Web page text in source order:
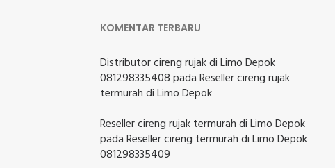
KOMENTAR TERBARU
Distributor cireng rujak di Limo Depok
081298335408padaReseller cireng rujak
termurah di Limo Depok
Reseller cireng rujak termurah di Limo Depok
padaReseller cireng termurah di Limo Depok
081298335409